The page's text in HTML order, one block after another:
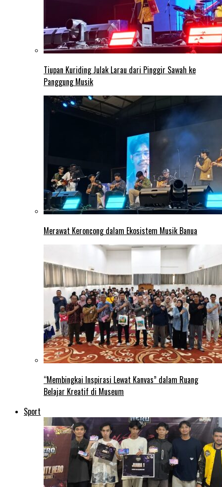
Tiupan Kuriding Julak Larau dari Pinggir Sawah ke
Panggung Musik
Merawat Keroncong dalam Ekosistem Musik Banua
“Membingkai Inspirasi Lewat Kanvas” dalam Ruang
Belajar Kreatif di Museum
Sport